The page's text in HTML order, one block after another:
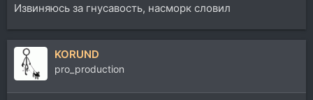
Извиняюсь за гнусавость, насморк словил
KORUND
pro_production